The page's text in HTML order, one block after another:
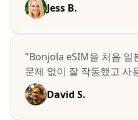
Jess B.
"Bonjola eSIM을 처음 일
문제 없이 잘 작동했고 사
David S.